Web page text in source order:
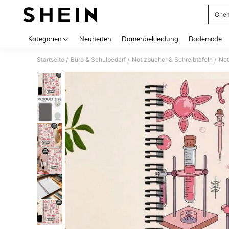
Kategorien Neuheiten Damenbekleidung Bademode
Startseite / Büro & Schulbedarf / Notizbücher & Schreibtafeln /